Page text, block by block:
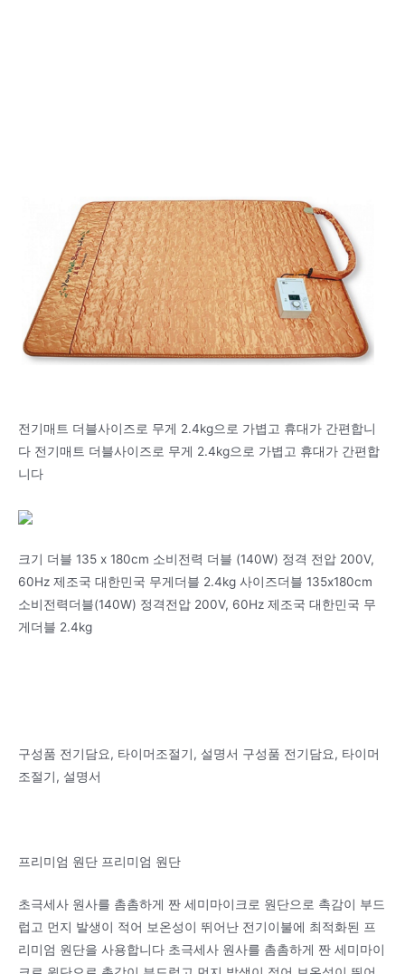
전기매트 더블사이즈로 무게 2.4kg으로 가볍고 휴대가 간편합니
다 전기매트 더블사이즈로 무게 2.4kg으로 가볍고 휴대가 간편합
니다
크기 더블 135 x 180cm 소비전력 더블 (140W) 정격 전압 200V,
60Hz 제조국 대한민국 무게더블 2.4kg 사이즈더블 135x180cm
소비전력더블(140W) 정격전압 200V, 60Hz 제조국 대한민국 무
게더블 2.4kg
구성품 전기담요, 타이머조절기, 설명서 구성품 전기담요, 타이머
조절기, 설명서
프리미엄 원단 프리미엄 원단
초극세사 원사를 촘촘하게 짠 세미마이크로 원단으로 촉감이 부드
럽고 먼지 발생이 적어 보온성이 뛰어난 전기이불에 최적화된 프
리미엄 원단을 사용합니다 초극세사 원사를 촘촘하게 짠 세미마이